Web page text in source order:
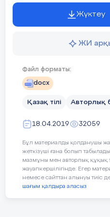
4. Сөйлемге (асты
лексикалық,
морфологиялық)
кірсең, оның гүлге
сүңгігің келеді.
5. «Келеді жазғым
Мәтін №1 «ЕМ»
Оқу мақсаты
атауын талқылау
бөлігін тыңдау
6.4.4.3 үстеудің
анықтау, синонимдік
Мәтіннің
көтерілген
Үстеудің
Жүктеу
ЖИ
Файл форматы:
docx
Қазақ тілі Авторлық
18.04.2019 32059
Бұл материалды қолданушы
жеткізуші ғана болып
мазмұны мен авторлық құқық
жауапкершілігінде. Егер
немесе сайттан алынуы тиіс
шағым қалдыра аласыз